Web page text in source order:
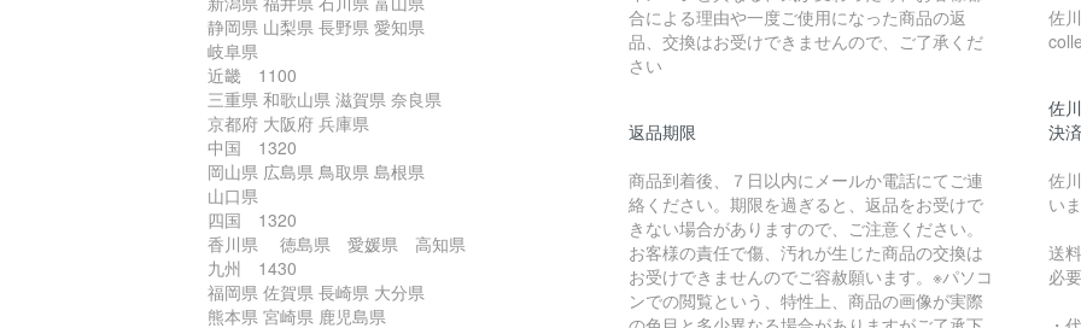
静岡県 山梨県 長野県 愛知県
岐阜県
近畿 1100
三重県 和歌山県 滋賀県 奈良県
京都府 大阪府 兵庫県
中国 1320
岡山県 広島県 鳥取県 島根県
山口県
四国 1320
香川県 徳島県 愛媛県 高知県
九州 1430
福岡県 佐賀県 長崎県 大分県
熊本県 宮崎県 鹿児島県
合による理由や一度ご使用になった商品の返
品、交換はお受けできませんので、ご了承くだ
さい
返品期限
商品到着後、７日以内にメールか電話にてご連
絡ください。期限を過ぎると、返品をお受けで
きない場合がありますので、ご注意ください。
お客様の責任で傷、汚れが生じた商品の交換は
お受けできませんのでご容赦願います。※パソコ
ンでの閲覧という、特性上、商品の画像が実際
佐
佐
決済
佐
い
送
必